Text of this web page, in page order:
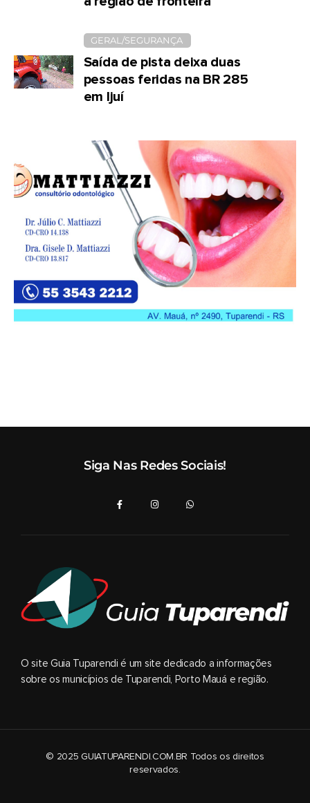
GERAL/SEGURANÇA
Saída de pista deixa duas
pessoas feridas na BR 285
em Ijuí
Siga Nas Redes Sociais!
O site Guia Tuparendi é um site dedicado a informações
sobre os municípios de Tuparendi, Porto Mauá e região.
© 2025 GUIATUPARENDI.COM.BR Todos os direitos
reservados.